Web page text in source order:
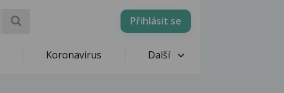
Přihlásit se
Koronavirus Další